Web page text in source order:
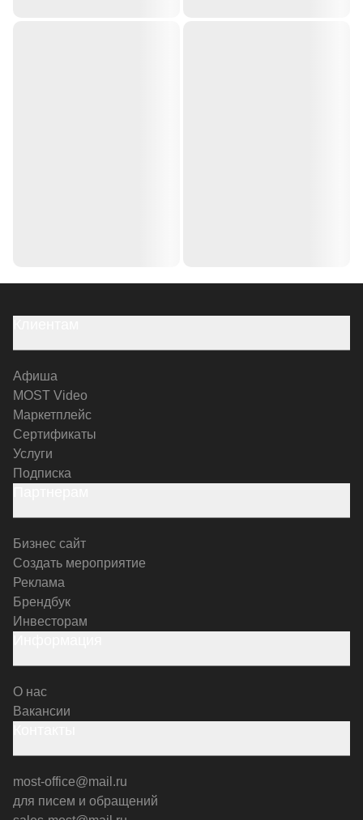
Афиша
MOST Video
Маркетплейс
Сертификаты
Услуги
Подписка
Бизнес сайт
Создать мероприятие
Реклама
Брендбук
Инвесторам
О нас
Вакансии
most-office@mail.ru
для писем и обращений